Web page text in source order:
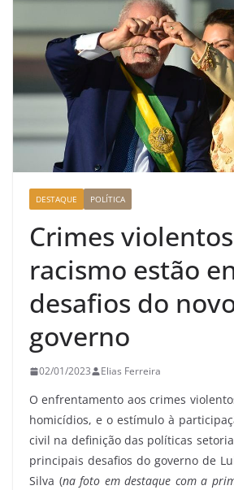
DESTAQUE POLÍTICA
Crimes
racismo estão
desafios do
governo
02/01/2023 Elias Ferreira
O enfrentamento aos crimes
homicídios, e o estímulo à
civil na definição das políticas
principais desafios do governo de
Silva (na foto em destaque com a